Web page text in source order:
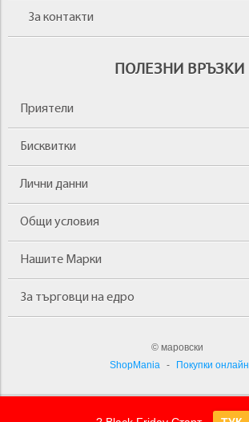
За контакти
ПОЛЕЗНИ ВРЪЗКИ
Приятели
Бисквитки
Лични данни
Общи условия
Нашите Марки
За търговци на едро
© маровски
ShopMania - Покупки онлайн